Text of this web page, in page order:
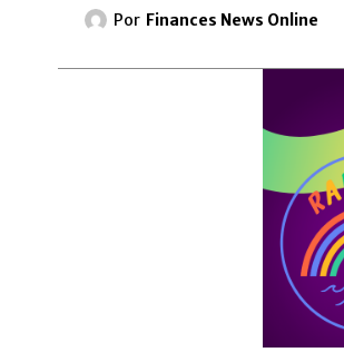
Por Finances News Online